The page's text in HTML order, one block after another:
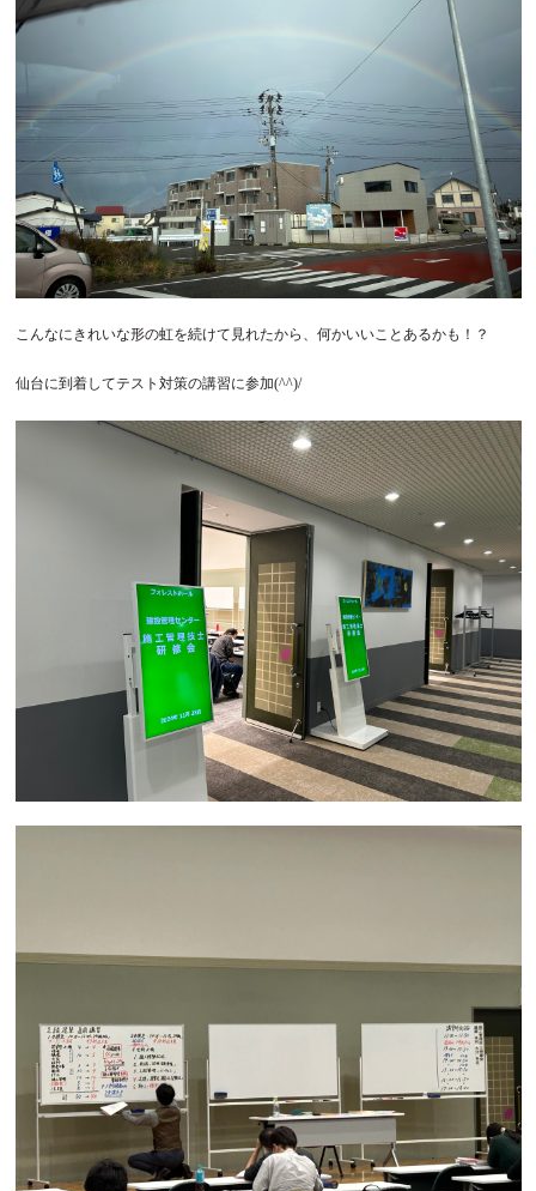
こんなにきれいな形の虹を続けて見れたから、何かいいことあるかも！？
仙台に到着してテスト対策の講習に参加(^^)/